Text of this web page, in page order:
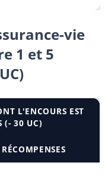
vie
1 et 5
L'ENCOURS EST
(- 30 UC)
RÉCOMPENSES